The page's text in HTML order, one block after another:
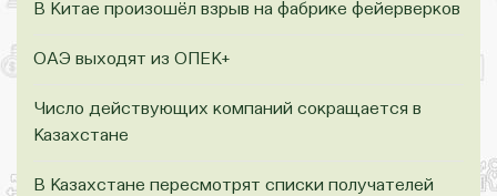
В Китае произошёл взрыв на фабрике фейерверков
ОАЭ выходят из ОПЕК+
Число действующих компаний сокращается в
Казахстане
В Казахстане пересмотрят списки получателей